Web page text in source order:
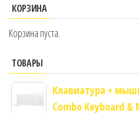
КОРЗИНА
Корзина пуста.
ТОВАРЫ
Клавиатура +
Combo Keyboard &